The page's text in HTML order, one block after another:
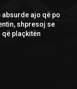
absurde ajo që po
shpresoj se
që plaçkitën